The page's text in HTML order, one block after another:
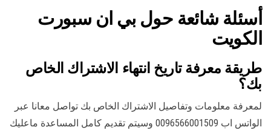
أسئلة شائعة حول بي ان سبورت
الكويت
طريقة معرفة تاريخ انتهاء الاشتراك الخاص
بك؟
لمعرفة معلومات وتفاصيل الاشتراك الخاص بك تواصل معانا عبر
الواتس اب 0096566001509 وسيتم تقديم كامل المساعدة ماعليك